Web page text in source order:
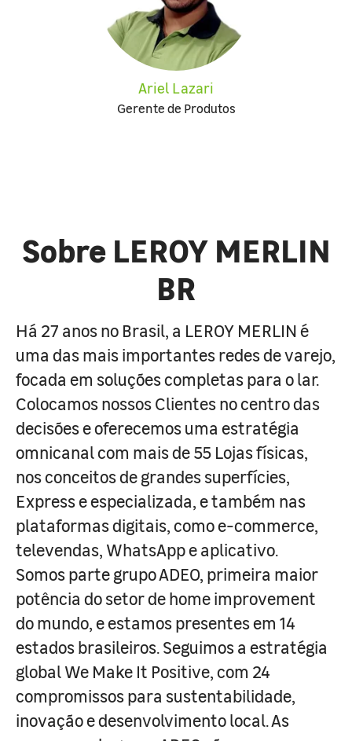
Ariel Lazari
Gerente de Produtos
Sobre LEROY MERLIN
BR
Há 27 anos no Brasil, a LEROY MERLIN é
uma das mais importantes redes de varejo,
focada em soluções completas para o lar.
Colocamos nossos Clientes no centro das
decisões e oferecemos uma estratégia
omnicanal com mais de 55 Lojas físicas,
nos conceitos de grandes superfícies,
Express e especializada, e também nas
plataformas digitais, como e-commerce,
televendas, WhatsApp e aplicativo.
Somos parte grupo ADEO, primeira maior
potência do setor de home improvement
do mundo, e estamos presentes em 14
estados brasileiros. Seguimos a estratégia
global We Make It Positive, com 24
compromissos para sustentabilidade,
inovação e desenvolvimento local. As